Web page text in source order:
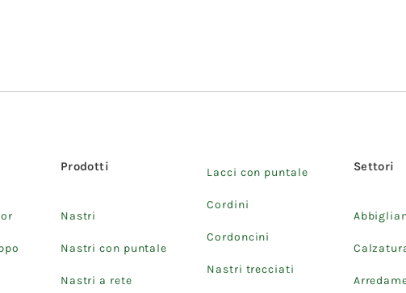
Prodotti
Nastri
Nastri con puntale
Nastri a rete
Lacci con puntale
Cordini
Cordoncini
Nastri trecciati
Settori